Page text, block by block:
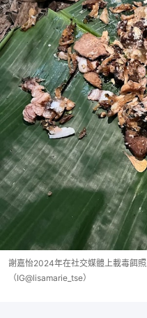
謝嘉怡2024年在社交媒體上載毒餌
（IG@lisamarie_tse）